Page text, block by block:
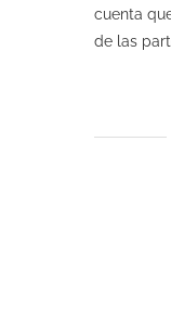
cuenta
de las